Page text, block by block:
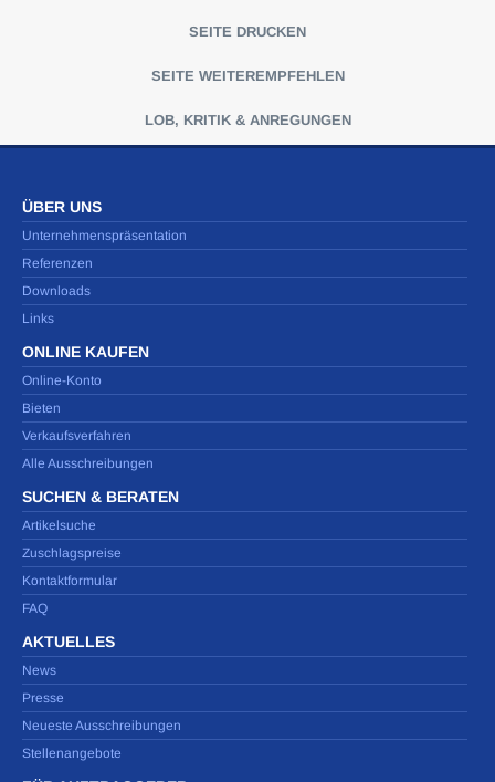
SEITE DRUCKEN
SEITE WEITEREMPFEHLEN
LOB, KRITIK & ANREGUNGEN
ÜBER UNS
Unternehmenspräsentation
Referenzen
Downloads
Links
ONLINE KAUFEN
Online-Konto
Bieten
Verkaufsverfahren
Alle Ausschreibungen
SUCHEN & BERATEN
Artikelsuche
Zuschlagspreise
Kontaktformular
FAQ
AKTUELLES
News
Presse
Neueste Ausschreibungen
Stellenangebote